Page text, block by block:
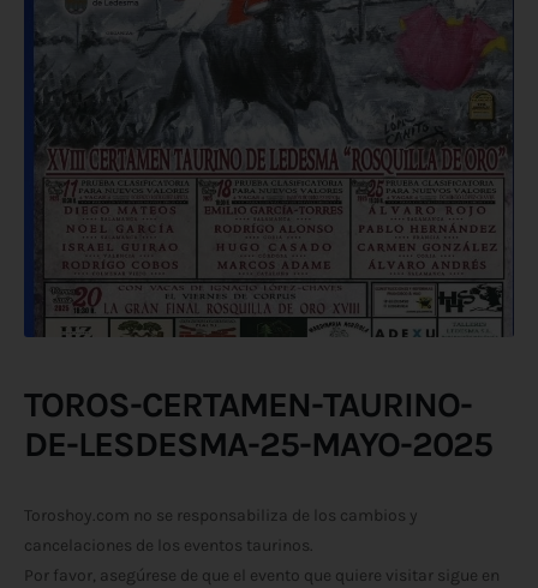
TOROS-CERTAMEN-TAURINO-
DE-LESDESMA-25-MAYO-2025
Toroshoy.com no se responsabiliza de los cambios y
cancelaciones de los eventos taurinos.
Por favor, asegúrese de que el evento que quiere visitar sigue en